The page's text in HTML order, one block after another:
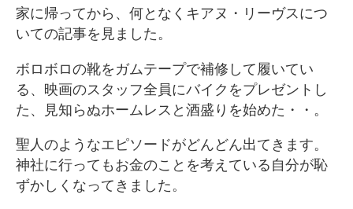
家に帰ってから、何となくキアヌ・リーヴスにつ
いての記事を見ました。
ボロボロの靴をガムテープで補修して履いてい
る、映画のスタッフ全員にバイクをプレゼントし
た、見知らぬホームレスと酒盛りを始めた・・。
聖人のようなエピソードがどんどん出てきます。
神社に行ってもお金のことを考えている自分が恥
ずかしくなってきました。